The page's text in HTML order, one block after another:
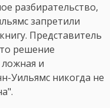
разбирательство,
запретили
Представитель
решение
и
Уильямс никогда не